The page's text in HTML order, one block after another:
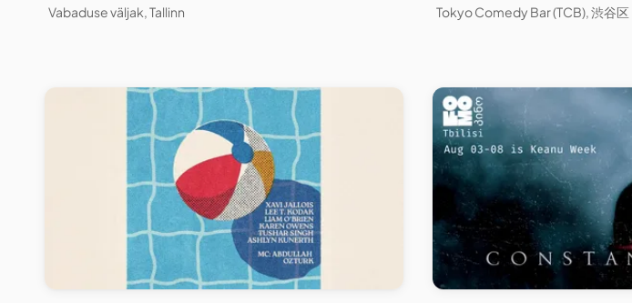
Vabaduse väljak, Tallinn
Tokyo Comedy Bar (TCB), 渋谷区